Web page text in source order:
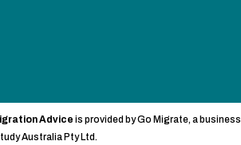
Advice is provided by Go Migrate, a business
Australia Pty Ltd.